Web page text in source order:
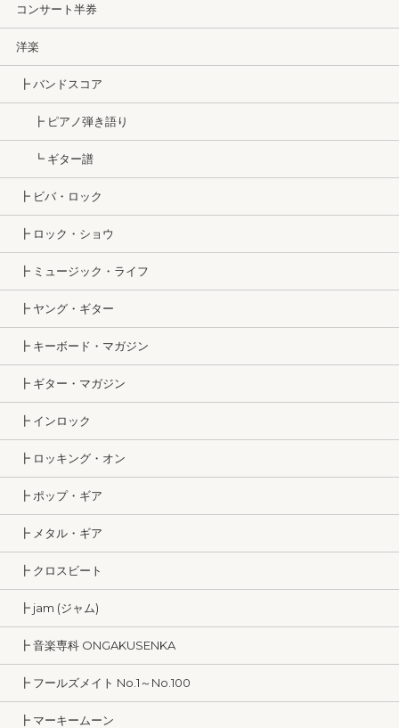
コンサート半券
洋楽
┣ バンドスコア
┣ ピアノ弾き語り
┗ ギター譜
┣ ビバ・ロック
┣ ロック・ショウ
┣ ミュージック・ライフ
┣ ヤング・ギター
┣ キーボード・マガジン
┣ ギター・マガジン
┣ インロック
┣ ロッキング・オン
┣ ポップ・ギア
┣ メタル・ギア
┣ クロスビート
┣ jam (ジャム)
┣ 音楽専科 ONGAKUSENKA
┣ フールズメイト No.1～No.100
┣ マーキームーン